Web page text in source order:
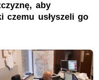
aby
czemu usłyszeli go